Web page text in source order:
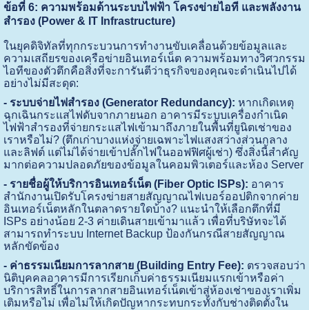
ข้อที่ 6: ความพร้อมด้านระบบไฟฟ้า โครงข่ายไอที และพลังงาน
สำรอง (Power & IT Infrastructure)
ในยุคดิจิทัลที่ทุกกระบวนการทำงานขับเคลื่อนด้วยข้อมูลและ
ความเสถียรของเครือข่ายอินเทอร์เน็ต ความพร้อมทางวิศวกรรม
ไอทีของตัวตึกคือสิ่งที่จะการันตีว่าธุรกิจของคุณจะดำเนินไปได้
อย่างไม่มีสะดุด:
- ระบบจ่ายไฟสำรอง (Generator Redundancy): หากเกิดเหตุ
ฉุกเฉินกระแสไฟดับจากภายนอก อาคารมีระบบเครื่องกำเนิด
ไฟฟ้าสำรองที่จ่ายกระแสไฟเข้ามาถึงภายในพื้นที่ยูนิตเช่าของ
เราหรือไม่? (ตึกเก่าบางแห่งจ่ายเฉพาะไฟแสงสว่างส่วนกลาง
และลิฟต์ แต่ไม่ได้จ่ายเข้าปลั๊กไฟในออฟฟิศผู้เช่า) ซึ่งสิ่งนี้สำคัญ
มากต่อความปลอดภัยของข้อมูลในคอมพิวเตอร์และห้อง Server
- รายชื่อผู้ให้บริการอินเทอร์เน็ต (Fiber Optic ISPs): อาคาร
สำนักงานเปิดรับโครงข่ายสายสัญญาณไฟเบอร์ออปติกจากค่าย
อินเทอร์เน็ตหลักในตลาดรายใดบ้าง? แนะนำให้เลือกตึกที่มี
ISPs อย่างน้อย 2-3 ค่ายเดินสายเข้ามาแล้ว เพื่อที่บริษัทจะได้
สามารถทำระบบ Internet Backup ป้องกันกรณีสายสัญญาณ
หลักขัดข้อง
- ค่าธรรมเนียมการลากสาย (Building Entry Fee): ตรวจสอบว่า
นิติบุคคลอาคารมีการเรียกเก็บค่าธรรมเนียมแรกเข้าหรือค่า
บริการสิทธิ์ในการลากสายอินเทอร์เน็ตเข้าสู่ห้องเช่าของเราเพิ่ม
เติมหรือไม่ เพื่อไม่ให้เกิดปัญหากระทบกระทั่งกับช่างติดตั้งใน